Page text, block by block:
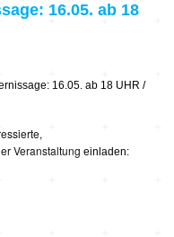
16.05. ab 18
16.05. ab 18 UHR /
Veranstaltungeinladen: